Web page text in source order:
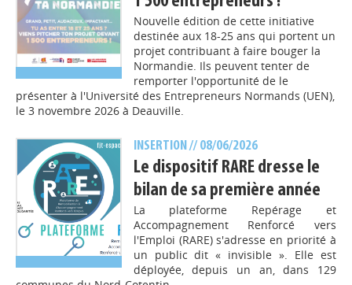
Nouvelle édition de cette initiative
destinée aux 18-25 ans qui portent un
projet contribuant à faire bouger la
Normandie. Ils peuvent tenter de
remporter l'opportunité de le
présenter à l'Université des Entrepreneurs Normands (UEN),
le 3 novembre 2026 à Deauville.
INSERTION // 08/06/2026
Le dispositif RARE dresse le
bilan de sa première année
La plateforme Repérage et
Accompagnement Renforcé vers
l'Emploi (RARE) s'adresse en priorité à
un public dit « invisible ». Elle est
déployée, depuis un an, dans 129